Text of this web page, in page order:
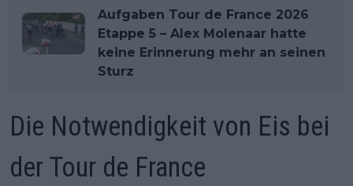
Aufgaben Tour de France 2026
Etappe 5 – Alex Molenaar hatte
keine Erinnerung mehr an seinen
Sturz
Die Notwendigkeit von Eis bei
der Tour de France